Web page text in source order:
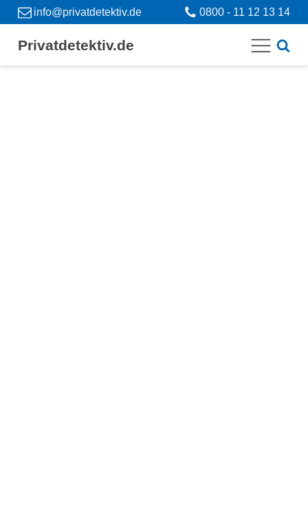
info@privatdetektiv.de 0800 - 11 12 13 14
Privatdetektiv.de